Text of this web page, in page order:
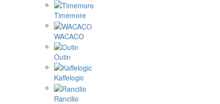
Timemore
WACACO
Outin
Kaffelogic
Rancilio